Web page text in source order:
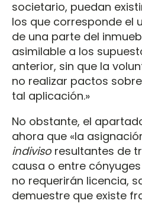
societario, puedan
los que corresponde el
de una parte del
asimilable a los
anterior, sin que la
no realizar pactos
tal aplicación.»
No obstante, el
ahora que «la
indivisoresultantes de
causa o entre
no requerirán licencia,
demuestre que existe